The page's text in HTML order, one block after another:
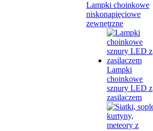
Lampki choinkowe
niskonapięciowe
zewnętrzne
Lampki
choinkowe
sznury LED z
zasilaczem